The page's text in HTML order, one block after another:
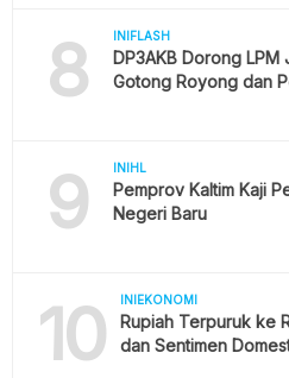
8 INIFLASH
DP3AKB Dorong
Gotong Royong dan
9 INIHL
Pemprov Kaltim Kaji
Negeri Baru
10 INIEKONOMI
Rupiah Terpuruk ke
dan Sentimen